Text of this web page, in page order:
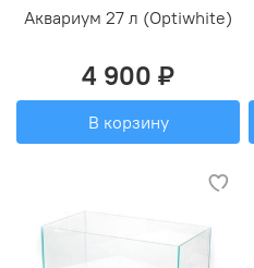
Аквариум 27 л (Optiwhite)
4 900 ₽
В корзину